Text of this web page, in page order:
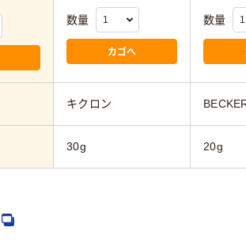
数量
カゴへ
数量
キクロン
30g 20g